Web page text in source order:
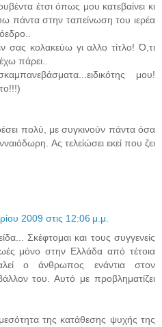
έτσι όπως μου κατεβαίνει κι
πάντα στην ταπείνωση του ιερέα
σας κολακεύω γι αλλο τίτλο! Ό,τι
πάρει..
μου!
πολύ, με συγκινούν πάντα όσα
Ας τελείώσει εκεί που ζει
2009 στις 12:06 μ.μ.
Σκέφτομαι και τους συγγενείς
μόνο στην Ελλάδα από τέτοια
ο άνθρωπος ενάντια στον
του. Αυτό με προβληματίζει
της κατάθεσης ψυχής της